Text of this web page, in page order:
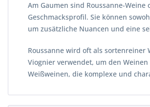
Am Gaumen sind Roussanne-
Geschmacksprofil. Sie können
um zusätzliche Nuancen und eine
Roussanne wird oft als
Viognier verwendet, um den
Weißweinen, die komplexe und